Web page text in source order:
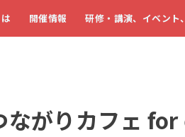
開催情報 研修・講演、イベント
ながりカフェ